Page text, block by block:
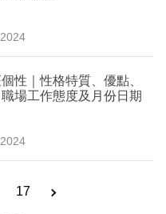
性｜性格特質、優點、
場工作態度及月份日期
17